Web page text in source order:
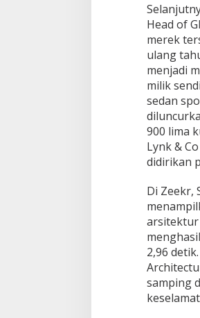
Head of
merek
ulang
menjadi
milik
sedan
900 lima
Lynk &
didirikan
Di Zeekr,
arsitektur
2,96
samping